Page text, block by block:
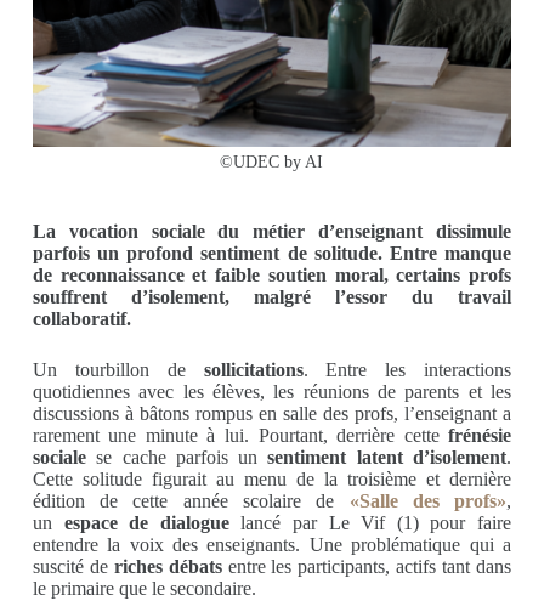
©UDEC by AI
La vocation sociale du métier d’enseignant dissimule
parfois un profond sentiment de solitude. Entre manque
de reconnaissance et faible soutien moral, certains profs
souffrent d’isolement, malgré l’essor du travail
collaboratif.
Un tourbillon de sollicitations. Entre les interactions
quotidiennes avec les élèves, les réunions de parents et les
discussions à bâtons rompus en salle des profs, l’enseignant a
rarement une minute à lui. Pourtant, derrière cettefrénésie
socialese cache parfois unsentiment latent d’isolement.
Cette solitude figurait au menu de la troisième et dernière
édition de cette année scolaire de «Salle des profs»,
un espace de dialoguelancé par Le Vif (1) pour faire
entendre la voix des enseignants. Une problématique qui a
suscité deriches débatsentre les participants, actifs tant dans
le primaire que le secondaire.